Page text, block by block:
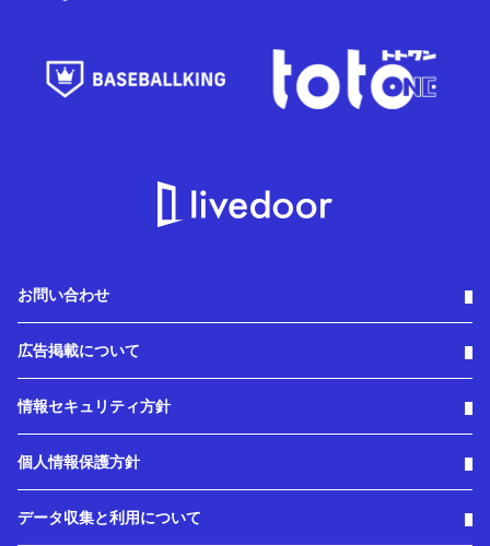
お問い合わせ
広告掲載について
情報セキュリティ方針
個人情報保護方針
データ収集と利用について